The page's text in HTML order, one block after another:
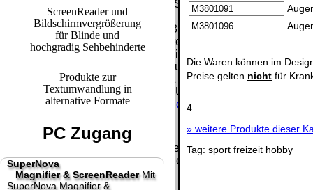
Die Waren können im
Preise gelten nicht für
4
» weitere Produkte dieser
Tag: sport freizeit hobby
ScreenReader und
Bildschirmvergrößerung
für Blinde und
hochgradig Sehbehinderte
Produkte zur
Textumwandlung in
alternative Formate
PC Zugang
SuperNova
Magnifier & ScreenReaderMit
SuperNova Magnifier &
letzte Änderung: 18. März 2025 fluSoft Spezial Computer
Mit einem Urteil vom 12.05.1998 - 312 O 85/98 - Haftung für
Links, die Inhalte der gelinkten Seite ggf. mit zu verantworten
Inhalten distanziert. Hiermit distanzieren wir uns
Inhalte nicht zu eigen. Diese Erklärung gilt für alle auf
Die Europäische Kommission stellt eine Plattform zur
http://ec.europa.eu/consumers/odr/
Unsere E-Mailadresse
Seitenanfang Impressum Widerruf
Diese Website nutzt Cookies, um bestmögliche Funktionalität
This website uses cookies to provide the best possible
Ok, verstanden Mehr Infos